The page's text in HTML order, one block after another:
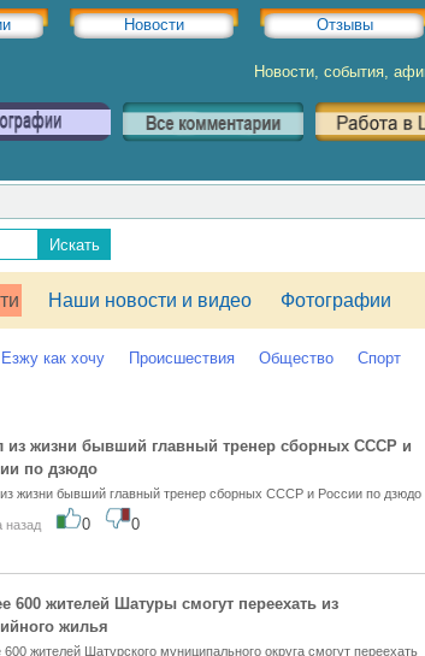
Новости Отзывы
Новости, события,
Наши новости и видео Фотографии
Езжу как хочу Происшествия Общество
Спорт
из жизни бывший главный тренер сборных СССР и
по дзюдо
жизни бывший главный тренер сборных СССР и России по дзюдо
назад 0 0
600 жителей Шатуры смогут переехать из
жилья
600 жителей Шатурского муниципального округа смогут переехать